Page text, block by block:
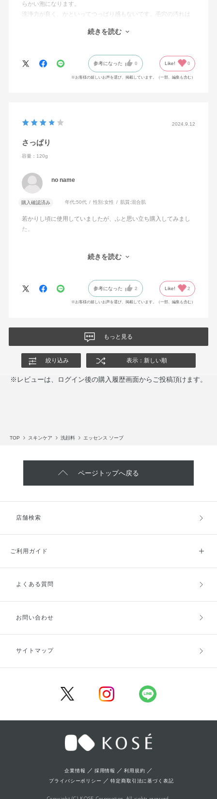
らかい泡になります。
洗浄力が良く、かといってつっぱり感もないです。毛穴の汚れは
香りはクレイの香りが少しする位で私は気になりませんでした。
続きを読む
参考になった 0 Like! 0
※お客様の嬉しいお声を選び、掲載しています。（一部、編集も含む）
2024.9.12
さっぱり
容量：120g
no name
購入確認済み 年代:50代 性別:女性 肌質:混合肌
若かりし頃に使用していましたが、ふと思い立ち購入してみまし
た。
でもう少し香りがあっても洗う時に癒されて良いかなと思いま
洗い上がりはさっぱりしつつも乾燥してつっぱる感じもないで
す。冬になったらどうか分かりませんが、暑く汗をかくこの時期
続きを読む
参考になった 2 Like! 2
※お客様の嬉しいお声を選び、掲載しています。（一部、編集も含む）
もっと見る
絞り込み 表示：新しい順
※レビューは、ログイン後の購入履歴画面からご投稿頂けます。
TOP スキンケア 洗顔料 エッセンス ソープ
ページトップへ戻る
店舗検索
ご利用ガイド
ご利用ガイドトップ
お支払方法
キャンセル・返品・交換
よくある質問
お問い合わせ
サイトマップ
企業情報 ／ 採用情報 ／利用規約 ／
プライバシーポリシー ／特定商取引法に基づく表記